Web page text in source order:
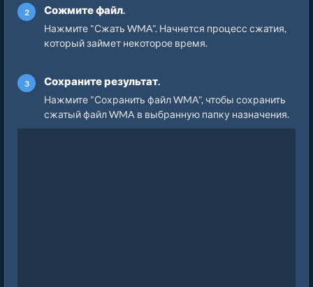
Сожмите файл.
Нажмите "Сжать WMA". Начнется процесс сжатия,
который займет некоторое время.
Сохраните результат.
Нажмите "Сохранить файл WMA", чтобы сохранить
сжатый файл WMA в выбранную папку назначения.